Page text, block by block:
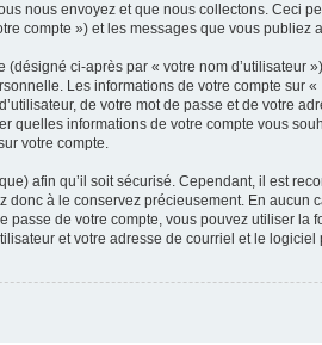
nous envoyez et que nous collectons. Ceci
compte ») et les messages que vous
ci-après par « votre nom
Les informations de votre compte
de votre mot de passe et de votre
quelles informations de votre compte vous
votre compte.
afin qu’il soit sécurisé. Cependant, il est
donc à le conservez précieusement. En
passe de votre compte, vous pouvez utiliser
et votre adresse de courriel et le